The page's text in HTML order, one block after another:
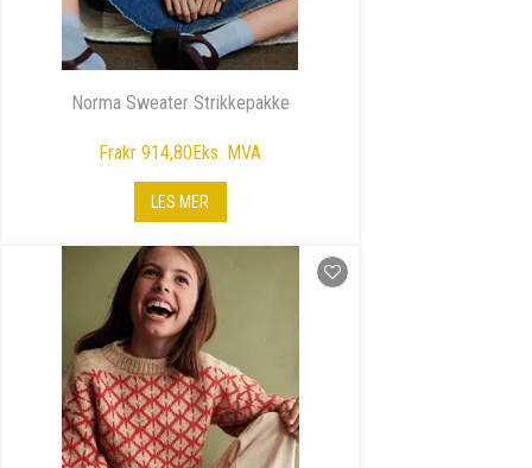
Norma Sweater Strikkepakke
Frakr 914,80Eks. MVA
LES MER